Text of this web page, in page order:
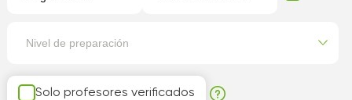
Solo profesores verificados
Nivel de preparación